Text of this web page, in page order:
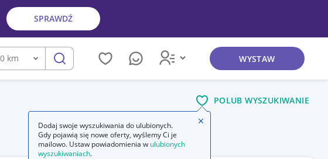
SPRAWDŹ
frazę
0 km szukaj WYSTAW
POLUB WYSZUKIWANIE
Dodaj swoje wyszukiwania do ulubionych.
Gdy pojawią się nowe oferty, wyślemy Ci je
mailowo. Ustaw powiadomienia w ulubionych
wyszukiwaniach.
Zamknij wskazówkę